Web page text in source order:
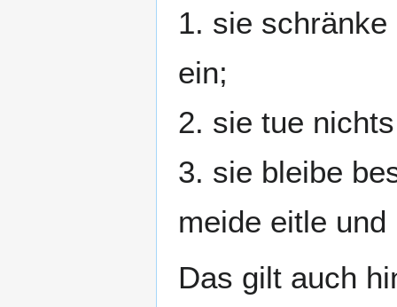
1. sie
ein;
2. sie tue
3. sie bleibe
meide eitle
Das gilt auch